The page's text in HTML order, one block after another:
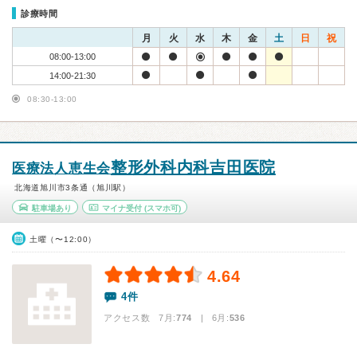
診療時間
月 火 水 木 金 土 日 祝
08:00-13:00
14:00-21:30
08:30-13:00
医療法人恵生会整形外科内科吉田医院
北海道旭川市3条通（旭川駅）
駐車場あり マイナ受付(スマホ可)
土曜（〜12:00）
4.64
4件
アクセス数 7月:774 | 6月:536